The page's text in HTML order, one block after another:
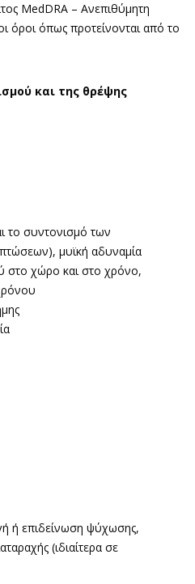
MedDRA – Ανεπιθύμητη
όροι όπως προτείνονται από το
και της θρέψης
το συντονισμό των
μυϊκή αδυναμία
στο χώρο και στο χρόνο,
ή επιδείνωση ψύχωσης,
(ιδιαίτερα σε